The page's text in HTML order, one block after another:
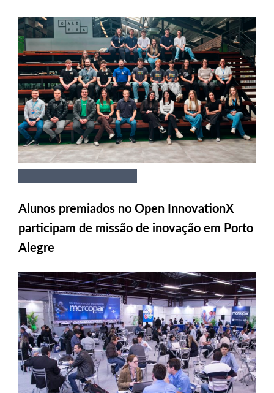
Alunos premiados no Open InnovationX
participam de missão de inovação em Porto
Alegre